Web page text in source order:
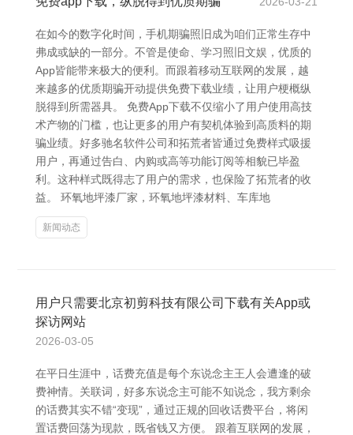
在如今的数字化时间，手机期骗照旧成为咱们正常生存中
弗成或缺的一部分。不管是使命、学习照旧文娱，优质的
App皆能带来极大的便利。而跟着移动互联网的发展，越
来越多的优质期骗开动提供免费下载业绩，让用户梗概纵
脱得到所需器具。 免费App下载不仅缩小了用户使用高技
术产物的门槛，也让更多的用户有契机体验到高质料的期
骗业绩。好多驰名软件公司和拓荒者皆通过免费样式吸援
用户，再通过告白、内购或高等功能订阅等相貌已毕盈
利。这种样式既得志了用户的需求，也保险了拓荒者的收
益。 环氧地坪漆厂家，环氧地坪漆材料、车库地
新闻动态
用户只需要北京初剪科技有限公司下载有关App或
探访网站
2026-03-05
在平日生涯中，话费充值是每个东说念主王人会遭逢的破
费神情。关联词，好多东说念主可能不知说念，我方剩余
的话费其实不错“变现”，通过正规的回收话费平台，将闲
置话费回荡为现款，既省钱又方便。 跟着互联网的发展，